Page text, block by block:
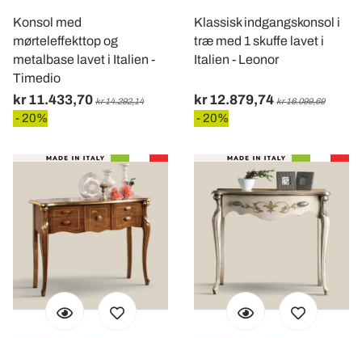
Konsol med
mørteleffekttop og
metalbase lavet i Italien -
Timedio
kr 11.433,70 kr 14.292,14
- 20%
Klassisk indgangskonsol i
træ med 1 skuffe lavet i
Italien - Leonor
kr 12.879,74 kr 16.099,69
- 20%